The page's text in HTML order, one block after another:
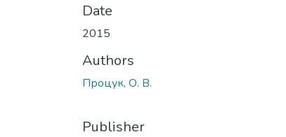
Date
2015
Authors
Процук, О. В.
Publisher